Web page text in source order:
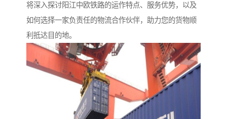
将深入探讨阳江中欧铁路的运作特点、服务优势，以及
如何选择一家负责任的物流合作伙伴，助力您的货物顺
利抵达目的地。